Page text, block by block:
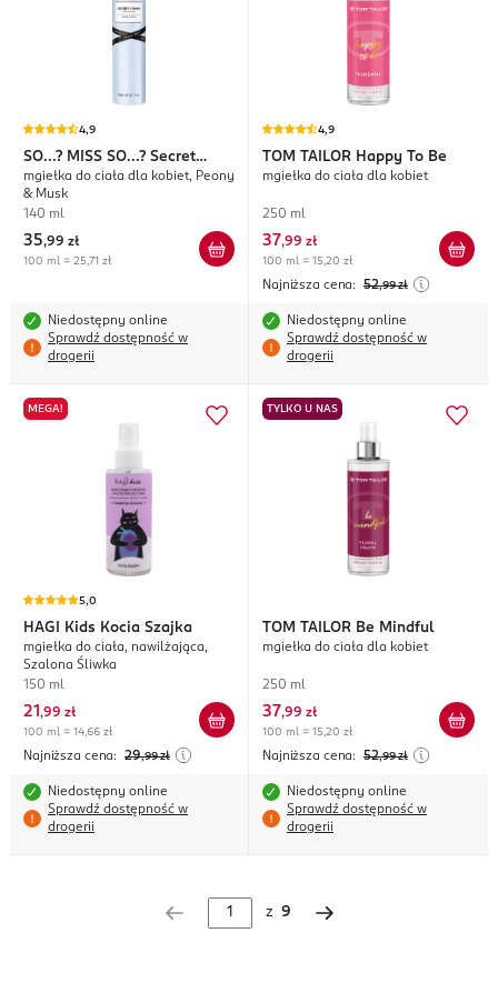
4,9
SO...? MISS SO...? Secret
Crush
mgiełka do ciała dla kobiet, Peony
& Musk
140 ml
35,99 zł
100 ml = 25,71 zł
Niedostępny online
Sprawdź dostępność w
drogerii
4,9
TOM TAILOR Happy To Be
mgiełka do ciała dla kobiet
250 ml
37,99 zł
100 ml = 15,20 zł
Najniższa cena: 52,99 zł
Niedostępny online
Sprawdź dostępność w
drogerii
MEGA!
5,0
HAGI Kids Kocia Szajka
mgiełka do ciała, nawilżająca,
Szalona Śliwka
150 ml
21 ,99 zł
100 ml = 14,66 zł
Najniższa cena: 29,99 zł
Niedostępny online
Sprawdź dostępność w
drogerii
TYLKO U NAS
TOM TAILOR Be Mindful
mgiełka do ciała dla kobiet
250 ml
37,99 zł
100 ml = 15,20 zł
Najniższa cena: 52,99 zł
Niedostępny online
Sprawdź dostępność w
drogerii
z 9